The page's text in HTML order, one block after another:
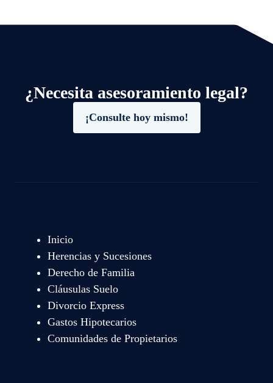
¿Necesita asesoramiento legal?
¡Consulte hoy mismo!
Inicio
Herencias y Sucesiones
Derecho de Familia
Cláusulas Suelo
Divorcio Express
Gastos Hipotecarios
Comunidades de Propietarios